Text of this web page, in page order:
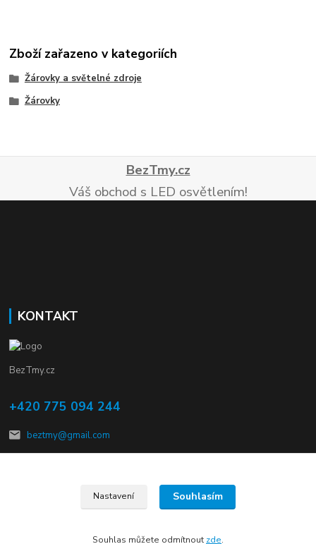
Zboží zařazeno v kategoriích
Žárovky a světelné zdroje
Žárovky
BezTmy.cz
Váš obchod s LED osvětlením!
KONTAKT
BezTmy.cz
+420 775 094 244
beztmy@gmail.com
© Copyright 2012 – 2026 kalMmach s.r.o.
Nastavení Souhlasím
Souhlas můžete odmítnout zde.